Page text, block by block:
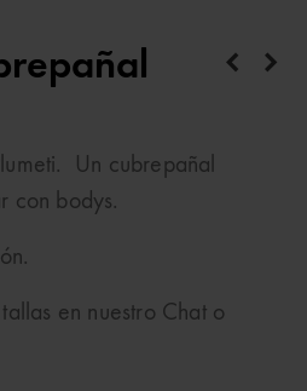
Un cubrepañal
con bodys.
en nuestro Chat o